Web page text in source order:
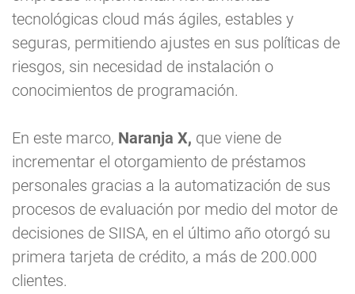
tecnológicas cloud más ágiles, estables y
seguras, permitiendo ajustes en sus políticas de
riesgos, sin necesidad de instalación o
conocimientos de programación.
En este marco, Naranja X, que viene de
incrementar el otorgamiento de préstamos
personales gracias a la automatización de sus
procesos de evaluación por medio del motor de
decisiones de SIISA, en el último año otorgó su
primera tarjeta de crédito, a más de 200.000
clientes.